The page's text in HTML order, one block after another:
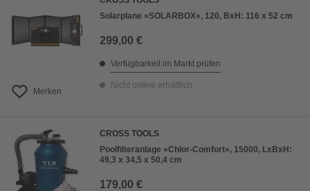
Merken
Solarplane »SOLARBOX«, 120, BxH: 116 x 52 cm
299,00 €
Verfügbarkeit im Markt prüfen
Nicht online erhältlich
CROSS TOOLS
Poolfilteranlage »Chlor-Comfort«, 15000, LxBxH:
49,3 x 34,5 x 50,4 cm
179,00 €